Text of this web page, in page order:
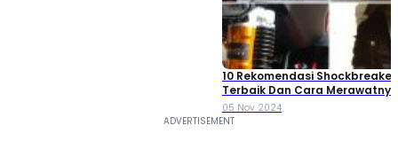
10 Rekomendasi
Terbaik Dan Cara
Mana?
05 Nov 2024